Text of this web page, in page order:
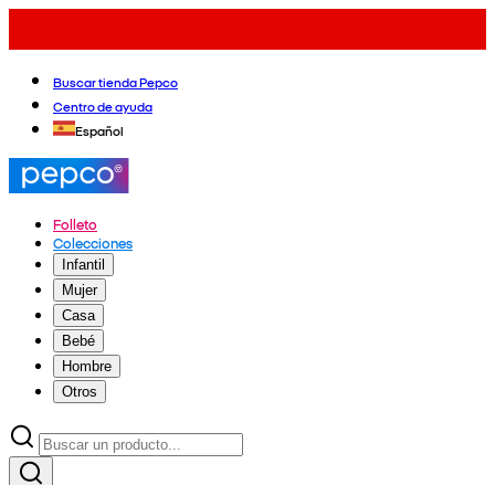
Buscar tienda Pepco
Centro de ayuda
Español
Folleto
Colecciones
Infantil
Mujer
Casa
Bebé
Hombre
Otros